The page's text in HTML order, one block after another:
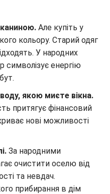
Але купіть у
кольору. Старий одяг
У народних
символізує енергію
якою миєте вікна.
притягує фінансовий
нові можливості
За народними
очистити оселю від
та невдач.
прибирання в дім